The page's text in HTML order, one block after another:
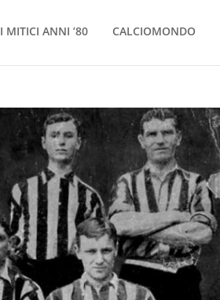
I MITICI ANNI ’80 CALCIOMONDO